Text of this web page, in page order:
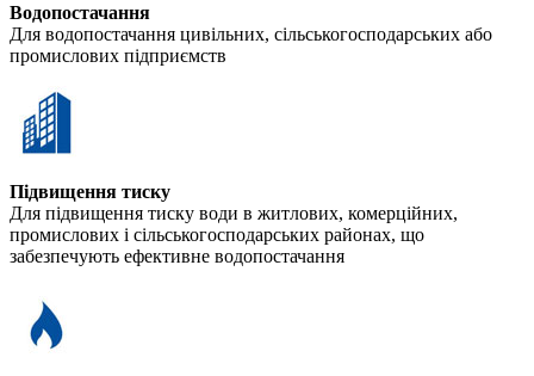
Водопостачання
Для водопостачання цивільних, сільськогосподарських або
промислових підприємств
Підвищення тиску
Для підвищення тиску води в житлових, комерційних,
промислових і сільськогосподарських районах, що
забезпечують ефективне водопостачання